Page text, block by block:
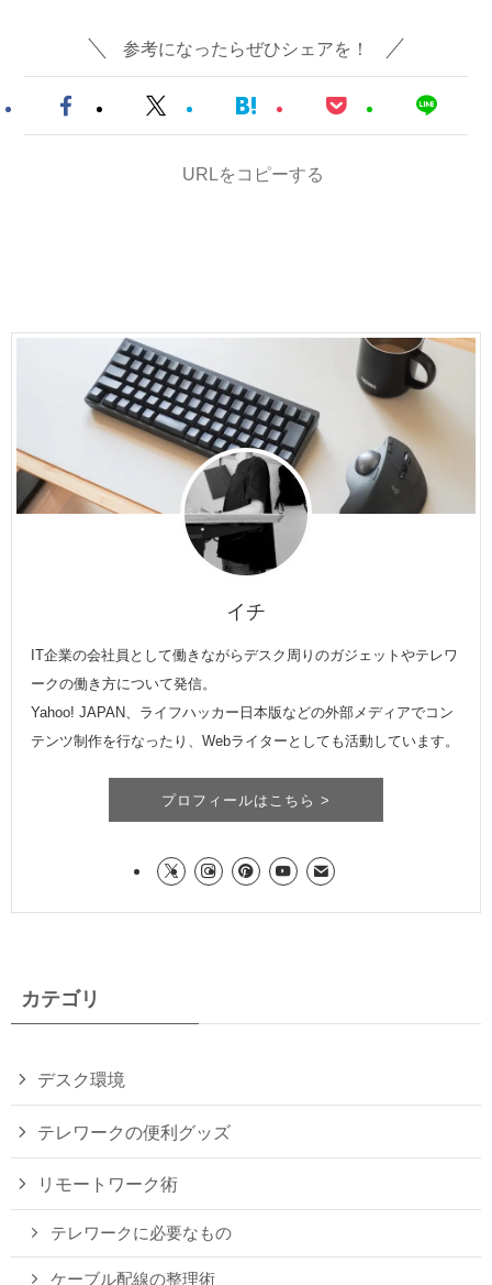
参考になったらぜひシェアを！
URLをコピーする
イチ
IT企業の会社員として働きながらデスク周りのガジェットやテレワ
ークの働き方について発信。
Yahoo! JAPAN、ライフハッカー日本版などの外部メディアでコン
テンツ制作を行なったり、Webライターとしても活動しています。
プロフィールはこちら >
カテゴリ
デスク環境
テレワークの便利グッズ
リモートワーク術
テレワークに必要なもの
ケーブル配線の整理術